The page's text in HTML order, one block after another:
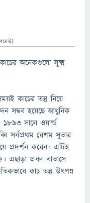
অনেকগুলো সূক্ষ্ম
কাচের তন্তু নিয়ে
সম্ভব হয়েছে আধুনিক
সালে ওয়ার্ল্ড
সর্বপ্রথম রেশম সুতার
প্রদর্শন করেন। এটিই
এছাড়া প্রবল বাতাসে
কাচ তন্তু উৎপন্ন